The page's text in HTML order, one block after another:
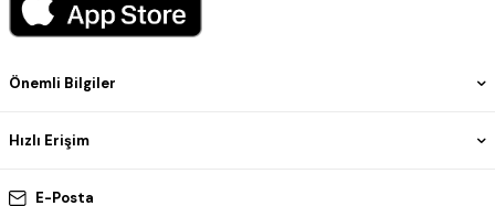
E-Posta
Önemli Bilgiler
Hızlı Erişim